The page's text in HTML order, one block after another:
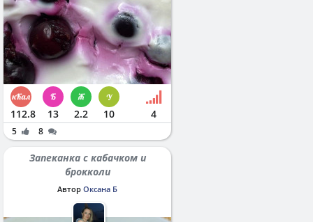
112.8 13 2.2 10 4
5 8
Запеканка с кабачком и
брокколи
Автор Оксана Б